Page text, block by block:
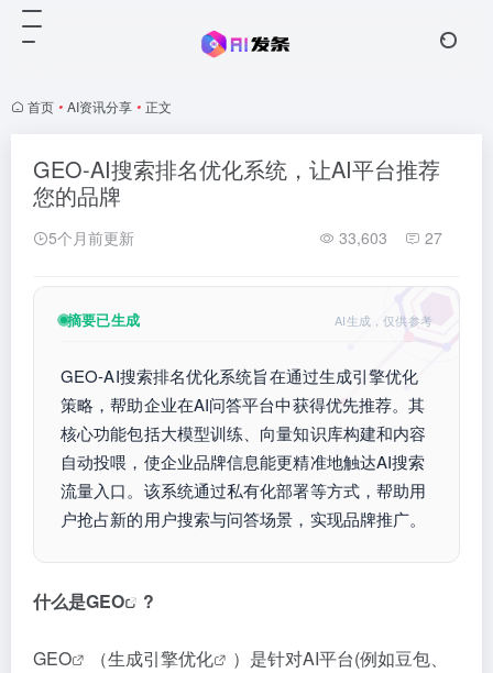
首页 • AI资讯分享 • 正文
GEO-AI搜索排名优化系统，让AI平台推荐
您的品牌
5个月前更新 33,603 27
摘要已生成 AI生成，仅供参考
GEO-AI搜索排名优化系统旨在通过生成引擎优化
策略，帮助企业在AI问答平台中获得优先推荐。其
核心功能包括大模型训练、向量知识库构建和内容
自动投喂，使企业品牌信息能更精准地触达AI搜索
流量入口。该系统通过私有化部署等方式，帮助用
户抢占新的用户搜索与问答场景，实现品牌推广。
什么是GEO ?
GEO （生成引擎优化
）是针对AI平台(例如豆包、